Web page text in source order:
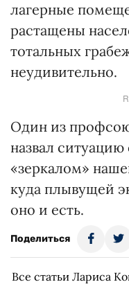
лагерные
растащены
тотальных
неудивительно.
Один из
назвал
«зеркалом»
куда плывущей
оно и есть.
Поделиться
Все статьи Лариса